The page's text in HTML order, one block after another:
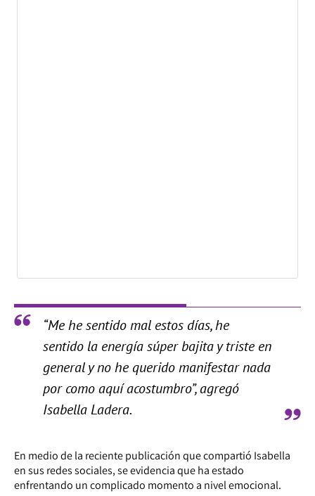
“Me he sentido mal estos días, he
sentido la energía súper bajita y triste en
general y no he querido manifestar nada
por como aquí acostumbro”, agregó
Isabella Ladera.
En medio de la reciente publicación que compartió Isabella
en sus redes sociales, se evidencia que ha estado
enfrentando un complicado momento a nivel emocional.